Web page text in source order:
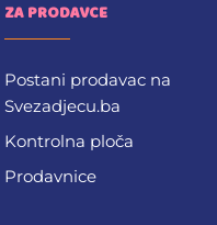
ZA PRODAVCE
Postani prodavac na
Svezadjecu.ba
Kontrolna ploča
Prodavnice